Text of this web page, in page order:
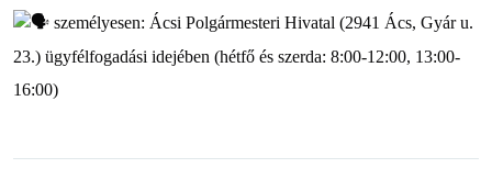
személyesen: Ácsi Polgármesteri Hivatal (2941 Ács, Gyár u.
23.) ügyfélfogadási idejében (hétfő és szerda: 8:00-12:00, 13:00-
16:00)